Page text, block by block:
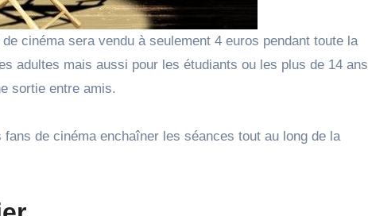
cinéma sera vendu à seulement 4 euros pendant toute la
adultes mais aussi pour les étudiants ou les plus de 14 ans
sortie entre amis.
de cinéma enchaîner les séances tout au long de la